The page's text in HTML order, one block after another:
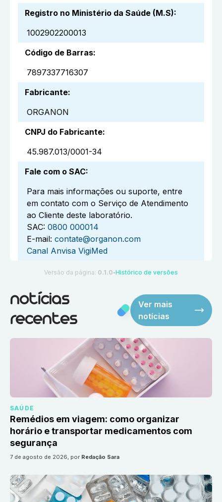
Registro no Ministério da Saúde (M.S):
1002902200013
Código de Barras:
7897337716307
Fabricante:
ORGANON
CNPJ do Fabricante:
45.987.013/0001-34
Fale com o SAC:
Para mais informações ou suporte, entre
em contato com o Serviço de Atendimento
ao Cliente deste laboratório.
SAC: 0800 000014
E-mail: contate@organon.com
Canal Anvisa VigiMed
Versão da página: 0.1.0 ●Histórico de versões
notícias
recentes
Ver mais
notícias
SAÚDE
Remédios em viagem: como organizar
horário e transportar medicamentos com
segurança
7 de agosto de 2026, por Redação Sara